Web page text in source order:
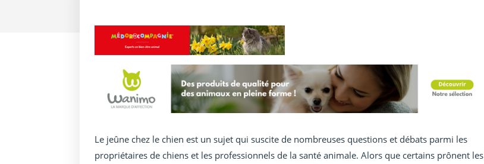
Le jeûne chez le chien est un sujet qui suscite de nombreuses questions et débats parmi les
propriétaires de chiens et les professionnels de la santé animale. Alors que certains prônent les